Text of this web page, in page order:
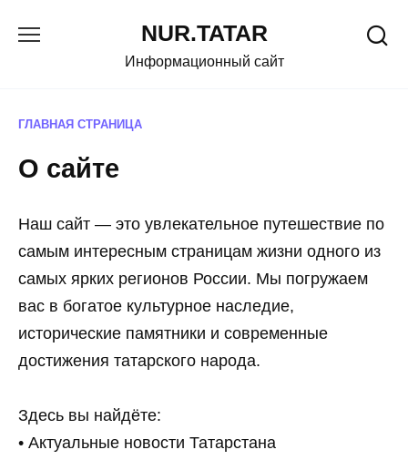
NUR.TATAR
Информационный сайт
ГЛАВНАЯ СТРАНИЦА
О сайте
Наш сайт — это увлекательное путешествие по
самым интересным страницам жизни одного из
самых ярких регионов России. Мы погружаем
вас в богатое культурное наследие,
исторические памятники и современные
достижения татарского народа.
Здесь вы найдёте:
• Актуальные новости Татарстана